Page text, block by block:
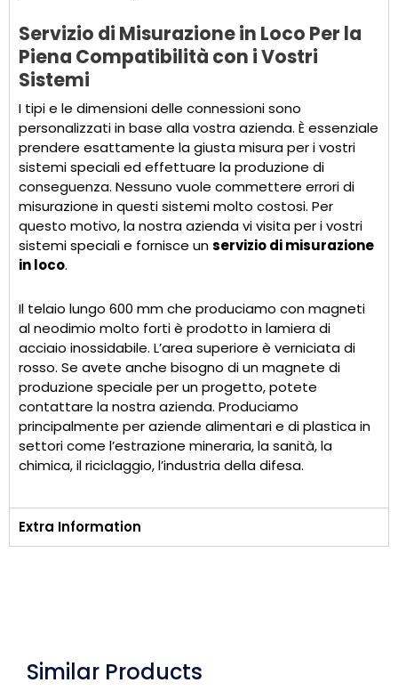
Servizio di Misurazione in Loco Per la
Piena Compatibilità con i Vostri
Sistemi
I tipi e le dimensioni delle connessioni sono
personalizzati in base alla vostra azienda. È essenziale
prendere esattamente la giusta misura per i vostri
sistemi speciali ed effettuare la produzione di
conseguenza. Nessuno vuole commettere errori di
misurazione in questi sistemi molto costosi. Per
questo motivo, la nostra azienda vi visita per i vostri
sistemi speciali e fornisce unservizio di misurazione
in loco.
Il telaio lungo 600 mm che produciamo con magneti
al neodimio molto forti è prodotto in lamiera di
acciaio inossidabile. L’area superiore è verniciata di
rosso. Se avete anche bisogno di un magnete di
produzione speciale per un progetto, potete
contattare la nostra azienda. Produciamo
principalmente per aziende alimentari e di plastica in
settori come l’estrazione mineraria, la sanità, la
chimica, il riciclaggio, l’industria della difesa.
Extra Information
Similar Products